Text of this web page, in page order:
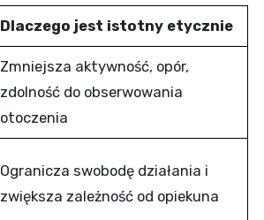
Dlaczego jest istotny etycznie
Zmniejsza aktywność, opór,
zdolność do obserwowania
otoczenia
Ogranicza swobodę działania i
zwiększa zależność od opiekuna